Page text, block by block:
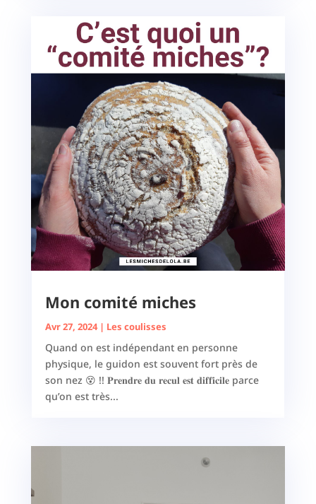
Mon comité miches
Avr 27, 2024| Les coulisses
Quand on est indépendant en personne
physique, le guidon est souvent fort près de
son nez 😵 !! 𝐏𝐫𝐞𝐧𝐝𝐫𝐞 𝐝𝐮 𝐫𝐞𝐜𝐮𝐥 𝐞𝐬𝐭 𝐝𝐢𝐟𝐟𝐢𝐜𝐢𝐥𝐞 parce
qu’on est très...